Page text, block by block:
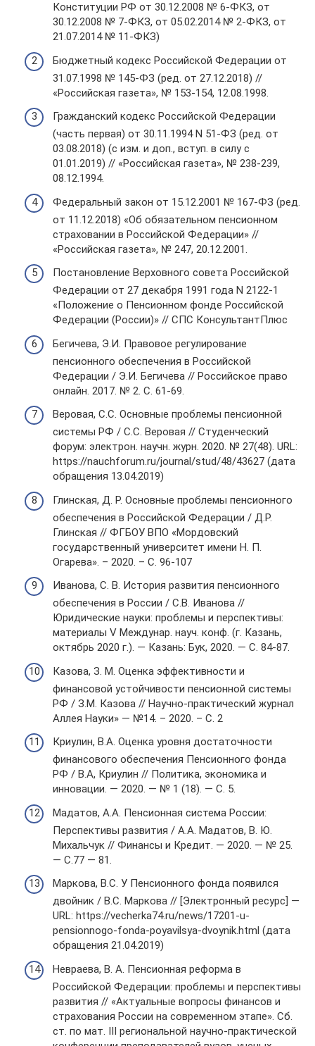
Конституции РФ от 30.12.2008 № 6-ФКЗ, от
30.12.2008 № 7-ФКЗ, от 05.02.2014 № 2-ФКЗ, от
21.07.2014 № 11-ФКЗ)
Бюджетный кодекс Российской Федерации от
31.07.1998 № 145-ФЗ (ред. от 27.12.2018) //
«Российская газета», № 153-154, 12.08.1998.
Гражданский кодекс Российской Федерации
(часть первая) от 30.11.1994 N 51-ФЗ (ред. от
03.08.2018) (с изм. и доп., вступ. в силу с
01.01.2019) // «Российская газета», № 238-239,
08.12.1994.
Федеральный закон от 15.12.2001 № 167-ФЗ (ред.
от 11.12.2018) «Об обязательном пенсионном
страховании в Российской Федерации» //
«Российская газета», № 247, 20.12.2001.
Постановление Верховного совета Российской
Федерации от 27 декабря 1991 года N 2122-1
«Положение о Пенсионном фонде Российской
Федерации (России)» // СПС КонсультантПлюс
Бегичева, Э.И. Правовое регулирование
пенсионного обеспечения в Российской
Федерации / Э.И. Бегичева // Российское право
онлайн. 2017. № 2. С. 61-69.
Веровая, С.С. Основные проблемы пенсионной
системы РФ / С.С. Веровая // Студенческий
форум: электрон. научн. журн. 2020. № 27(48). URL:
https://nauchforum.ru/journal/stud/48/43627 (дата
обращения 13.04.2019)
Глинская, Д. Р. Основные проблемы пенсионного
обеспечения в Российской Федерации / Д.Р.
Глинская // ФГБОУ ВПО «Мордовский
государственный университет имени Н. П.
Огарева». – 2020. – С. 96-107
Иванова, С. В. История развития пенсионного
обеспечения в России / С.В. Иванова //
Юридические науки: проблемы и перспективы:
материалы V Междунар. науч. конф. (г. Казань,
октябрь 2020 г.). — Казань: Бук, 2020. — С. 84-87.
Казова, З. М. Оценка эффективности и
финансовой устойчивости пенсионной системы
РФ / З.М. Казова // Научно-практический журнал
Аллея Науки» — №14. – 2020. – С. 2
Криулин, В.А. Оценка уровня достаточности
финансового обеспечения Пенсионного фонда
РФ / В.А, Криулин // Политика, экономика и
инновации. — 2020. — № 1 (18). — С. 5.
Мадатов, А.А. Пенсионная система России:
Перспективы развития / А.А. Мадатов, В. Ю.
Михальчук // Финансы и Кредит. — 2020. — № 25.
— С.77 — 81.
Маркова, В.С. У Пенсионного фонда появился
двойник / В.С. Маркова // [Электронный ресурс] —
URL: https://vecherka74.ru/news/17201-u-
pensionnogo-fonda-poyavilsya-dvoynik.html (дата
обращения 21.04.2019)
Невраева, В. А. Пенсионная реформа в
Российской Федерации: проблемы и перспективы
развития // «Актуальные вопросы финансов и
страхования России на современном этапе». Сб.
ст. по мат. III региональной научно-практической